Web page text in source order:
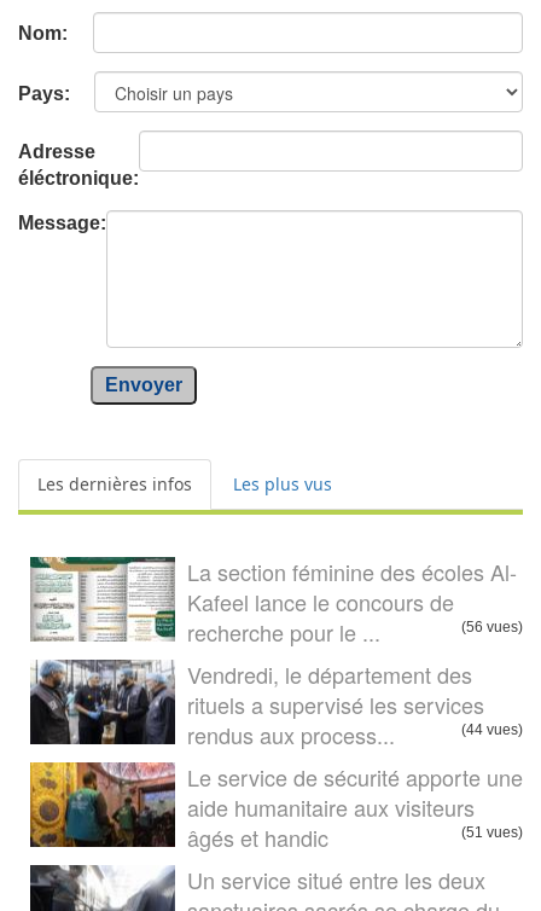
Nom:
Pays:
Adresse
éléctronique:
Message:
Envoyer
Les dernières infos Les plus vus
La section féminine des écoles Al-
Kafeel lance le concours de
recherche pour le ...
(56 vues)
Vendredi, le département des
rituels a supervisé les services
rendus aux process...
(44 vues)
Le service de sécurité apporte une
aide humanitaire aux visiteurs
âgés et handic
(51 vues)
Un service situé entre les deux